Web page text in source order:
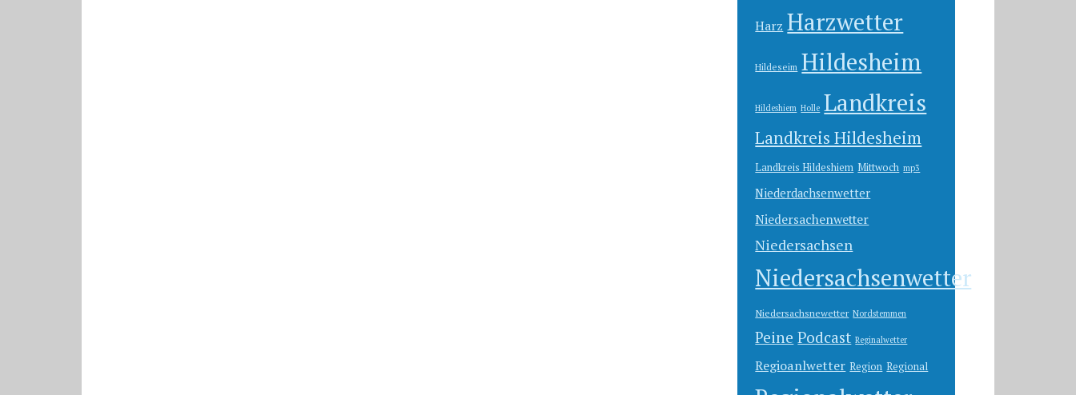
Harz Harzwetter
Hildeseim Hildesheim
Hildeshiem Holle Landkreis
Landkreis Hildesheim
Landkreis Hildeshiem Mittwoch mp3
Niederdachsenwetter
Niedersachenwetter
Niedersachsen
Niedersachsenwetter
Niedersachsnewetter Nordstemmen
Peine Podcast Reginalwetter
Regioanlwetter Region Regional